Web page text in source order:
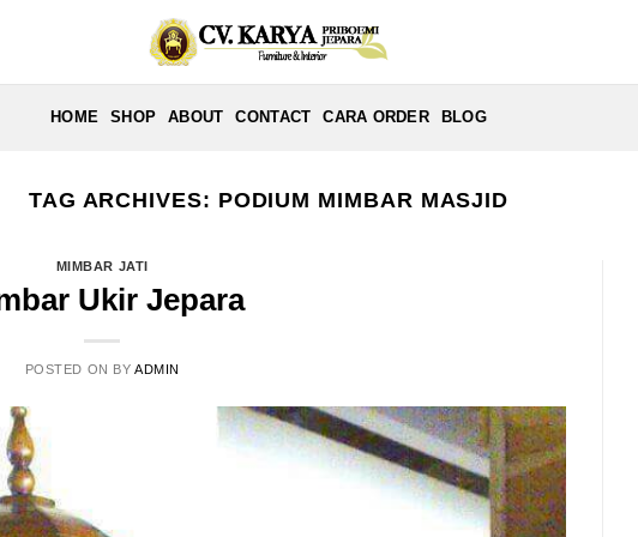
HOME SHOP ABOUT CONTACT CARA ORDER BLOG
TAG ARCHIVES: PODIUM MIMBAR MASJID
MIMBAR JATI
Ukir Jepara
POSTED ON BY ADMIN